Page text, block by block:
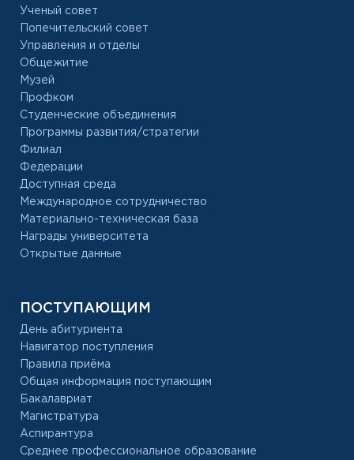
Ученый совет
Попечительский совет
Управления и отделы
Общежитие
Музей
Профком
Студенческие объединения
Программы развития/стратегии
Филиал
Федерации
Доступная среда
Международное сотрудничество
Материально-техническая база
Награды университета
Открытые данные
ПОСТУПАЮЩИМ
День абитуриента
Навигатор поступления
Правила приёма
Общая информация поступающим
Бакалавриат
Магистратура
Аспирантура
Среднее профессиональное образование